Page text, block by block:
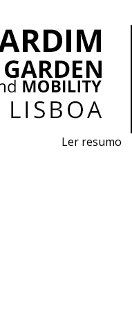
Ler resumo
Produtos e
Ecológico e